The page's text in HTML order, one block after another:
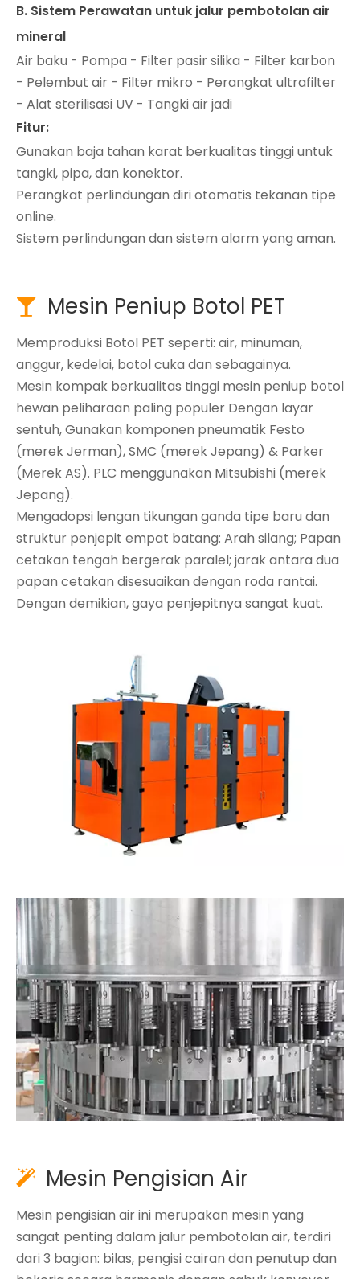
B. Sistem Perawatan untuk jalur pembotolan air
mineral
Air baku - Pompa - Filter pasir silika - Filter karbon
- Pelembut air - Filter mikro - Perangkat ultrafilter
- Alat sterilisasi UV - Tangki air jadi
Fitur:
Gunakan baja tahan karat berkualitas tinggi untuk
tangki, pipa, dan konektor.
Perangkat perlindungan diri otomatis tekanan tipe
online.
Sistem perlindungan dan sistem alarm yang aman.
 Mesin Peniup Botol PET
Memproduksi Botol PET seperti: air, minuman,
anggur, kedelai, botol cuka dan sebagainya.
Mesin kompak berkualitas tinggi mesin peniup botol
hewan peliharaan paling populer Dengan layar
sentuh, Gunakan komponen pneumatik Festo
(merek Jerman), SMC (merek Jepang) & Parker
(Merek AS). PLC menggunakan Mitsubishi (merek
Jepang).
Mengadopsi lengan tikungan ganda tipe baru dan
struktur penjepit empat batang: Arah silang; Papan
cetakan tengah bergerak paralel; jarak antara dua
papan cetakan disesuaikan dengan roda rantai.
Dengan demikian, gaya penjepitnya sangat kuat.
 Mesin Pengisian Air
Mesin pengisian air ini merupakan mesin yang
sangat penting dalam jalur pembotolan air, terdiri
dari 3 bagian: bilas, pengisi cairan dan penutup dan